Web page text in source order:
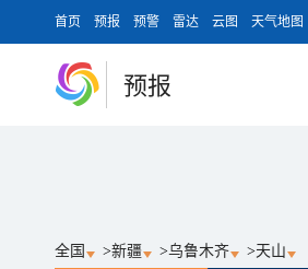
首页 预报 预警 雷达 云图 天气地图
预报
全国 >新疆 >乌鲁木齐 >天山